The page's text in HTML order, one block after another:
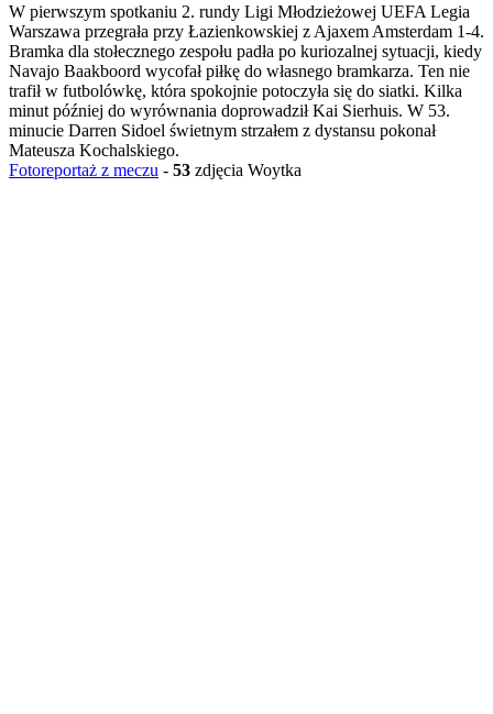
W pierwszym spotkaniu 2. rundy Ligi Młodzieżowej UEFA Legia
Warszawa przegrała przy Łazienkowskiej z Ajaxem Amsterdam 1-4.
Bramka dla stołecznego zespołu padła po kuriozalnej sytuacji, kiedy
Navajo Baakboord wycofał piłkę do własnego bramkarza. Ten nie
trafił w futbolówkę, która spokojnie potoczyła się do siatki. Kilka
minut później do wyrównania doprowadził Kai Sierhuis. W 53.
minucie Darren Sidoel świetnym strzałem z dystansu pokonał
Mateusza Kochalskiego.
Fotoreportaż z meczu - 53 zdjęcia Woytka